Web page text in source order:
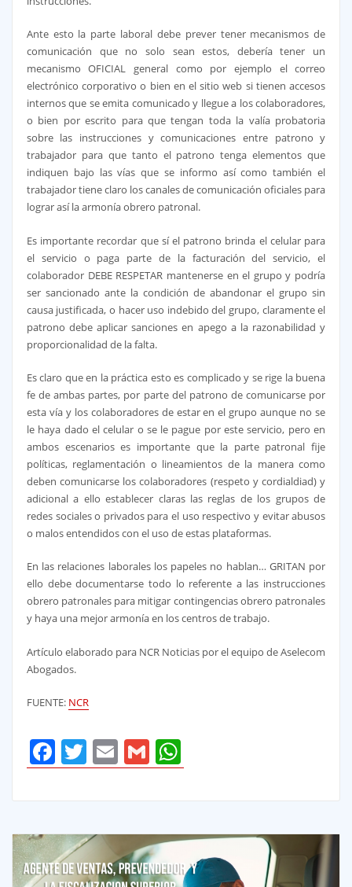
Ante esto la parte laboral debe prever tener mecanismos de
comunicación que no solo sean estos, debería tener un
mecanismo OFICIAL general como por ejemplo el correo
electrónico corporativo o bien en el sitio web si tienen accesos
internos que se emita comunicado y llegue a los colaboradores,
o bien por escrito para que tengan toda la valía probatoria
sobre las instrucciones y comunicaciones entre patrono y
trabajador para que tanto el patrono tenga elementos que
indiquen bajo las vías que se informo así como también el
trabajador tiene claro los canales de comunicación oficiales para
lograr así la armonía obrero patronal.
Es importante recordar que sí el patrono brinda el celular para
el servicio o paga parte de la facturación del servicio, el
colaborador DEBE RESPETAR mantenerse en el grupo y podría
ser sancionado ante la condición de abandonar el grupo sin
causa justificada, o hacer uso indebido del grupo, claramente el
patrono debe aplicar sanciones en apego a la razonabilidad y
proporcionalidad de la falta.
Es claro que en la práctica esto es complicado y se rige la buena
fe de ambas partes, por parte del patrono de comunicarse por
esta vía y los colaboradores de estar en el grupo aunque no se
le haya dado el celular o se le pague por este servicio, pero en
ambos escenarios es importante que la parte patronal fije
políticas, reglamentación o lineamientos de la manera como
deben comunicarse los colaboradores (respeto y cordialdiad) y
adicional a ello establecer claras las reglas de los grupos de
redes sociales o privados para el uso respectivo y evitar abusos
o malos entendidos con el uso de estas plataformas.
En las relaciones laborales los papeles no hablan… GRITAN por
ello debe documentarse todo lo referente a las instrucciones
obrero patronales para mitigar contingencias obrero patronales
y haya una mejor armonía en los centros de trabajo.
Artículo elaborado para NCR Noticias por el equipo de Aselecom
Abogados.
FUENTE: NCR
Facebook
Twitter
Email
GmailWhatsApp